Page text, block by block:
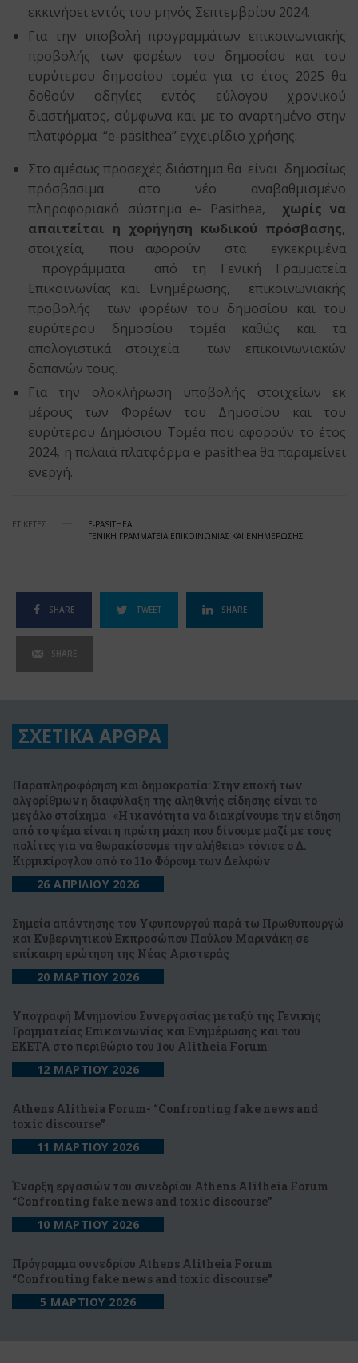
εκκινήσει εντός του μηνός Σεπτεμβρίου 2024.
Για την υποβολή προγραμμάτων επικοινωνιακής
προβολής των φορέων του δημοσίου και του
ευρύτερου δημοσίου τομέα για το έτος 2025 θα
δοθούν οδηγίες εντός εύλογου χρονικού
διαστήματος, σύμφωνα και με το αναρτημένο στην
πλατφόρμα “e-pasithea” εγχειρίδιο χρήσης.
Στο αμέσως προσεχές διάστημα θα είναι δημοσίως
πρόσβασιμα στο νέο αναβαθμισμένο
πληροφοριακό σύστημα e- Pasithea, χωρίς να
απαιτείται η χορήγηση κωδικού πρόσβασης,
στοιχεία, που αφορούν στα εγκεκριμένα
προγράμματα από τη Γενική Γραμματεία
Επικοινωνίας και Ενημέρωσης, επικοινωνιακής
προβολής των φορέων του δημοσίου και του
ευρύτερου δημοσίου τομέα καθώς και τα
απολογιστικά στοιχεία των επικοινωνιακών
δαπανών τους.
Για την ολοκλήρωση υποβολής στοιχείων εκ
μέρους των Φορέων του Δημοσίου και του
ευρύτερου Δημόσιου Τομέα που αφορούν το έτος
2024, η παλαιά πλατφόρμα e pasithea θα παραμείνει
ενεργή.
ΕΤΙΚΕΤΕΣ
E-PASITHEA
ΓΕΝΙΚΗ ΓΡΑΜΜΑΤΕΙΑ ΕΠΙΚΟΙΝΩΝΙΑΣ ΚΑΙ ΕΝΗΜΕΡΩΣΗΣ
SHARE TWEET SHARE
SHARE
ΣΧΕΤΙΚΑ ΑΡΘΡΑ
Παραπληροφόρηση και δημοκρατία: Στην εποχή των
αλγορίθμων η διαφύλαξη της αληθινής είδησης είναι το
μεγάλο στοίχημα «Η ικανότητα να διακρίνουμε την είδηση
από το ψέμα είναι η πρώτη μάχη που δίνουμε μαζί με τους
πολίτες για να θωρακίσουμε την αλήθεια» τόνισε ο Δ.
Κιρμικίρογλου από το 11ο Φόρουμ των Δελφών
26 ΑΠΡΙΛΙΟΥ 2026
Σημεία απάντησης του Υφυπουργού παρά τω Πρωθυπουργώ
και Κυβερνητικού Εκπροσώπου Παύλου Μαρινάκη σε
επίκαιρη ερώτηση της Νέας Αριστεράς
20 ΜΑΡΤΙΟΥ 2026
Υπογραφή Μνημονίου Συνεργασίας μεταξύ της Γενικής
Γραμματείας Επικοινωνίας και Ενημέρωσης και του
ΕΚΕΤΑ στο περιθώριο του 1ου Alitheia Forum
12 ΜΑΡΤΙΟΥ 2026
Athens Alitheia Forum- “Confronting fake news and
toxic discourse”
11 ΜΑΡΤΙΟΥ 2026
Έναρξη εργασιών του συνεδρίου Athens Alitheia Forum
“Confronting fake news and toxic discourse”
10 ΜΑΡΤΙΟΥ 2026
Πρόγραμμα συνεδρίου Athens Alitheia Forum
“Confronting fake news and toxic discourse”
5 ΜΑΡΤΙΟΥ 2026